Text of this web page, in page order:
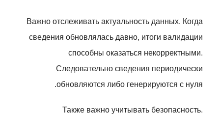
Важно отслеживать актуальность данных. Когда
сведения обновлялась давно, итоги валидации
способны оказаться некорректными.
Следовательно сведения периодически
обновляются либо генерируются с нуля.
Также важно учитывать безопасность.